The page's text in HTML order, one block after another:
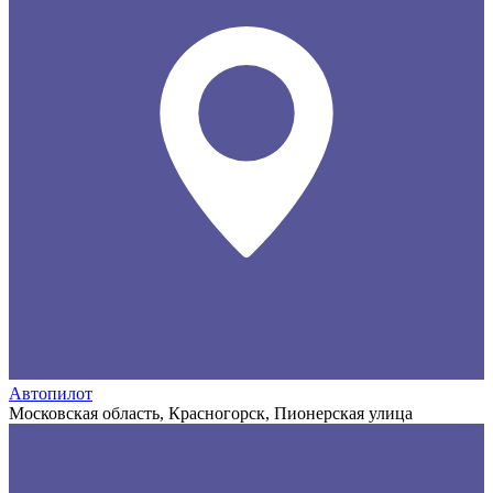
Автопилот
Московская область, Красногорск, Пионерская улица